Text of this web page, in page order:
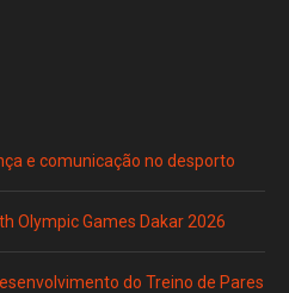
e comunicação no desporto
Olympic Games Dakar 2026
do Treino de Pares